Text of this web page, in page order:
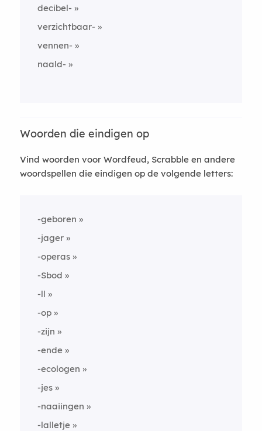
decibel-
verzichtbaar-
vennen-
naald-
Woorden die eindigen op
Vind woorden voor Wordfeud, Scrabble en andere
woordspellen die eindigen op de volgende letters:
-geboren
-jager
-operas
-Sbod
-ll
-op
-zijn
-ende
-ecologen
-jes
-naaiingen
-lalletje